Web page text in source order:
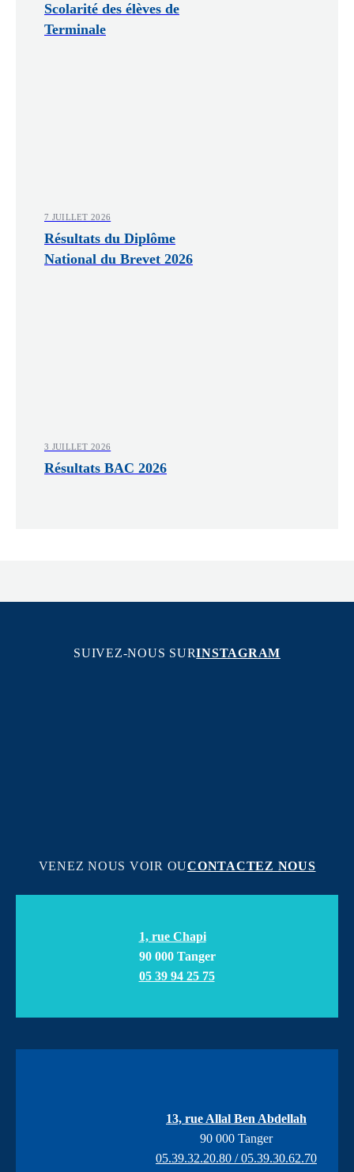
Scolarité des élèves de
Terminale
7 JUILLET 2026
Résultats du Diplôme
National du Brevet 2026
3 JUILLET 2026
Résultats BAC 2026
SUIVEZ-NOUS SURINSTAGRAM
VENEZ NOUS VOIR OUCONTACTEZ NOUS
1, rue Chapi
90 000 Tanger
05 39 94 25 75
13, rue Allal Ben Abdellah
90 000 Tanger
05.39.32.20.80 / 05.39.30.62.70